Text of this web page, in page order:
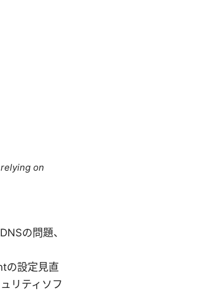
on
の問題、
の設定見直
リティソフ